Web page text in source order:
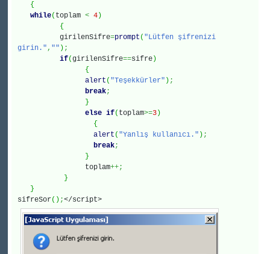
{
while( toplam < 4 )
{
girilenSifre=prompt ( "Lütfen şifrenizi
girin." , "" ) ;
if(girilenSifre==sifre )
{
alert ( "Teşekkürler" ) ;
break;
}
else if( toplam>=3 )
{
alert ( "Yanlış kullanıcı." ) ;
break;
}
toplam++;
}
}
sifreSor( ) ;</script>